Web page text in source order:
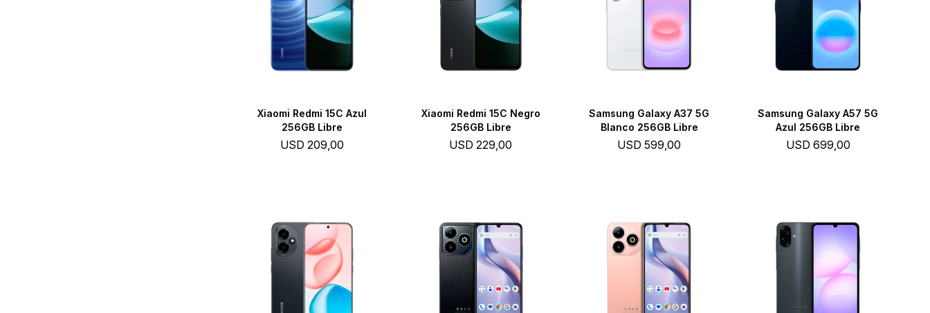
Xiaomi Redmi 15C Azul
256GB Libre
USD 209,00
Xiaomi Redmi 15C Negro
256GB Libre
USD 229,00
Samsung Galaxy A37 5G
Blanco 256GB Libre
USD 599,00
Samsung Galaxy A57 5G
Azul 256GB Libre
USD 699,00